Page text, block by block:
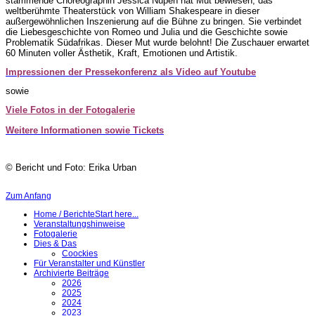
weltberühmte Theaterstück von William Shakespeare in dieser
außergewöhnlichen Inszenierung auf die Bühne zu bringen. Sie verbindet
die Liebesgeschichte von Romeo und Julia und die Geschichte sowie
Problematik Südafrikas. Dieser Mut wurde belohnt! Die Zuschauer erwartet
60 Minuten voller Ästhetik, Kraft, Emotionen und Artistik.
Impressionen der Pressekonferenz als Video auf Youtube
sowie
Viele Fotos in der Fotogalerie
Weitere Informationen sowie Tickets
© Bericht und Foto: Erika Urban
Zum Anfang
Home / BerichteStart here...
Veranstaltungshinweise
Fotogalerie
Dies & Das
Coockies
Für Veranstalter und Künstler
Archivierte Beiträge
2026
2025
2024
2023